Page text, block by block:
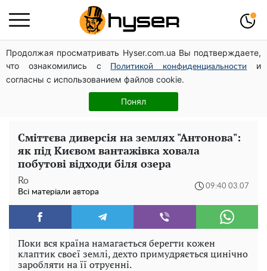
Продолжая просматривать Hyser.com.ua Вы подтверждаете,
что ознакомились с
Политикой конфиденциальности
и
согласны с использованием файлов cookie.
Понял
Дрони із націнкою: Олександр Конотопський вивів
мільйони оборонного бюджету через фіктивну фірму в
Естонії
Новий притулок для осколків ОПЗЖ: як "Партія миру"
Новинського знову з'явилася в інформаційному полі
Сміттєва диверсія на землях "Антонова":
як під Києвом вантажівка ховала
побутові відходи біля озера
Ro
Всі матеріали автора
09:40 03.07
Поки вся країна намагається берегти кожен
клаптик своєї землі, дехто примудряється цинічно
заробляти на її отруєнні.